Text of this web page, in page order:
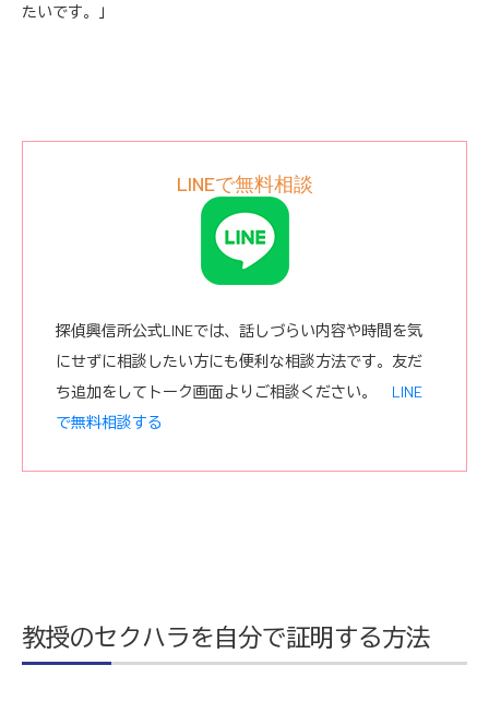
たいです。」
LINEで無料相談
探偵興信所公式LINEでは、話しづらい内容や時間を気
にせずに相談したい方にも便利な相談方法です。友だ
ち追加をしてトーク画面よりご相談ください。 LINE
で無料相談する
教授のセクハラを自分で証明する方法